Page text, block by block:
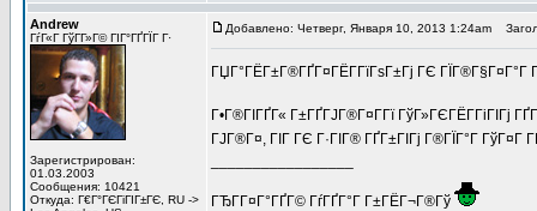
Andrew
ГѓГ«Г ГўГ­Г»Г© ГІГ°ГҐГЇГ Г·
Зарегистрирован:
01.03.2003
Сообщения: 10421
Откуда: Г€Г°ГЄГіГІГ±ГЄ, RU ->
Добавлено: Четверг, Января 10, 2013 1:24am
ГЏГ°ГЁГ±Г®ГҐГ¤ГЁГ­ГїГѕГ±Гј ГЄ
Г•Г®ГІГҐГ« Г±ГҐГЈГ®Г¤Г­Гї ГўГ»ГЄГЁГ­ГіГІГј
ГЈГ®Г¤, ГІГ ГЄ Г·ГІГ® ГҐГ±ГІГј Г®ГЇГ°Г
ГЂГ­Г¤Г°ГҐГ© ГѓГҐГ°Г Г±ГЁГ¬Г®Гў